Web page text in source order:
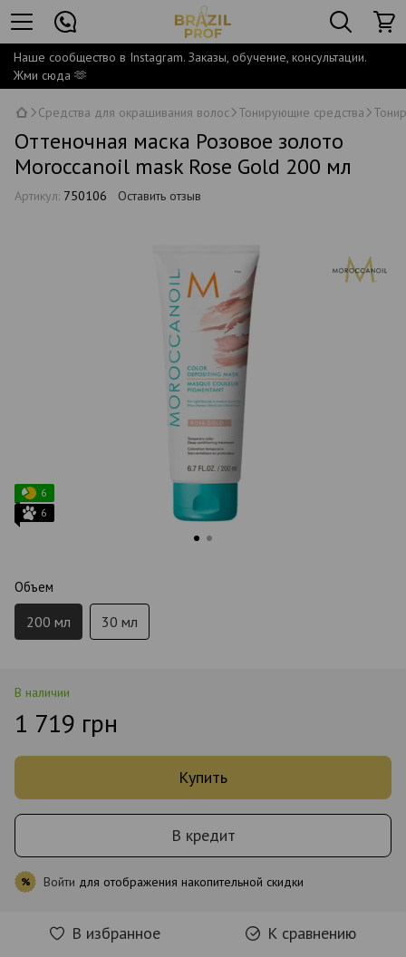
Наше сообщество в Instagram. Заказы, обучение, консультации.
Жми сюда 🫶
Средства для окрашивания волос Тонирующие средства
Оттеночная маска Розовое золото
Moroccanoil mask Rose Gold 200 мл
Артикул: 750106 Оставить отзыв
6
6
Объем
200 мл 30 мл
В наличии
1 719 грн
Купить
В кредит
% Войти для отображения накопительной скидки
В избранное К сравнению